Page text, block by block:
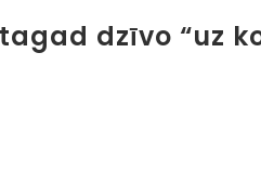
dzīvo “uz